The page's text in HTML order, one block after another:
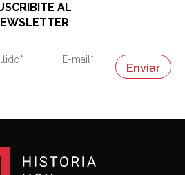
la estupidez no es una desventaja"
la estupidez no es una desventaja"
AL